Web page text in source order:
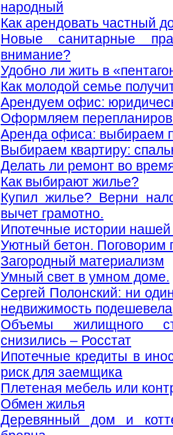
народный
Как арендовать частный
Новые санитарные
внимание?
Удобно ли жить в
Как молодой семье
Арендуем офис:
Оформляем
Аренда офиса: выбираем
Выбираем квартиру:
Делать ли ремонт во
Как выбирают жилье?
Купил жилье? Верни
вычет грамотно.
Ипотечные истории нашей
Уютный бетон. Поговорим
Загородный материализм
Умный свет в умном доме.
Сергей Полонский: ни
недвижимость подешевела
Объемы жилищного
снизились – Росстат
Ипотечные кредиты в
риск для заемщика
Плетеная мебель или
Обмен жилья
Деревянный дом и